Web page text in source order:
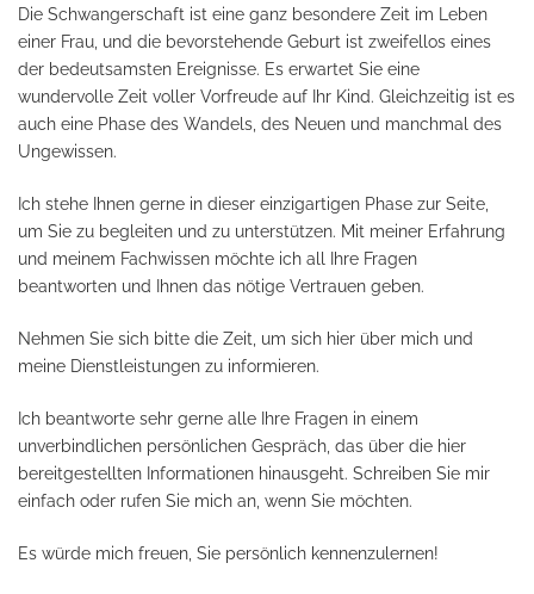
Die Schwangerschaft ist eine ganz besondere Zeit im Leben
einer Frau, und die bevorstehende Geburt ist zweifellos eines
der bedeutsamsten Ereignisse. Es erwartet Sie eine
wundervolle Zeit voller Vorfreude auf Ihr Kind. Gleichzeitig ist es
auch eine Phase des Wandels, des Neuen und manchmal des
Ungewissen.
Ich stehe Ihnen gerne in dieser einzigartigen Phase zur Seite,
um Sie zu begleiten und zu unterstützen. Mit meiner Erfahrung
und meinem Fachwissen möchte ich all Ihre Fragen
beantworten und Ihnen das nötige Vertrauen geben.
Nehmen Sie sich bitte die Zeit, um sich hier über mich und
meine Dienstleistungen zu informieren.
Ich beantworte sehr gerne alle Ihre Fragen in einem
unverbindlichen persönlichen Gespräch, das über die hier
bereitgestellten Informationen hinausgeht. Schreiben Sie mir
einfach oder rufen Sie mich an, wenn Sie möchten.
Es würde mich freuen, Sie persönlich kennenzulernen!